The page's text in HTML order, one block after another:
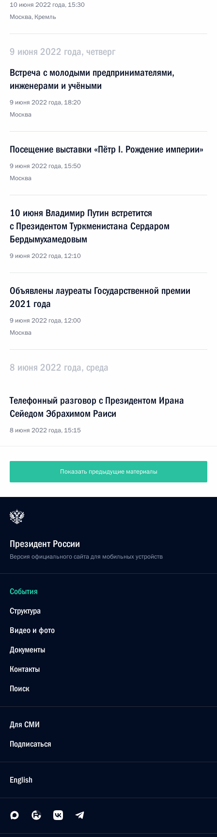
10 июня 2022 года, 15:30
Москва, Кремль
9 июня 2022 года, четверг
Встреча с молодыми предпринимателями,
инженерами и учёными
9 июня 2022 года, 18:20
Москва
Посещение выставки «Пётр I. Рождение империи»
9 июня 2022 года, 15:50
Москва
10 июня Владимир Путин встретится
с Президентом Туркменистана Сердаром
Бердымухамедовым
9 июня 2022 года, 12:10
Объявлены лауреаты Государственной премии
2021 года
9 июня 2022 года, 12:00
Москва
8 июня 2022 года, среда
Телефонный разговор с Президентом Ирана
Сейедом Эбрахимом Раиси
8 июня 2022 года, 15:15
Показать предыдущие материалы
Президент России
Версия официального сайта для мобильных устройств
События
Структура
Видео и фото
Документы
Контакты
Поиск
Для СМИ
Подписаться
English